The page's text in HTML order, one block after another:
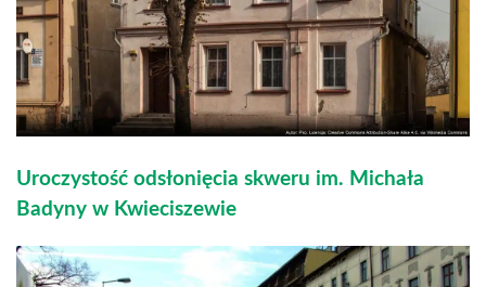
Uroczystość odsłonięcia skweru im. Michała
Badyny w Kwieciszewie